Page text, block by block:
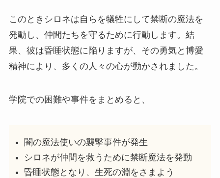
このときシロネは自らを犠牲にして禁断の魔法を
発動し、仲間たちを守るために行動します。結
果、彼は昏睡状態に陥りますが、その勇気と博愛
精神により、多くの人々の心が動かされました。
学院での困難や事件をまとめると、
闇の魔法使いの襲撃事件が発生
シロネが仲間を救うために禁断魔法を発動
昏睡状態となり、生死の淵をさまよう